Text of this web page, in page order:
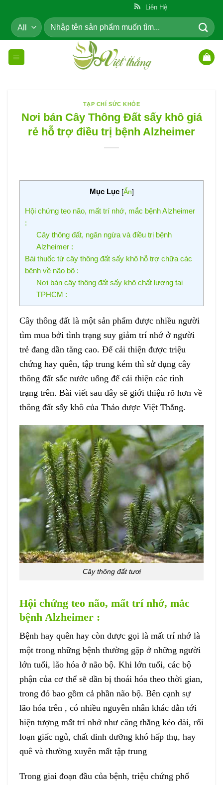
content
Liên Hệ
Tìm
kiếm:
TẠP CHÍ SỨC KHỎE
Nơi bán Cây Thông Đất sấy khô giá
rẻ hỗ trợ điều trị bệnh Alzheimer
Mục Lục [Ẩn]
Hội chứng teo não, mất trí nhớ, mắc bệnh Alzheimer
:
Cây thông đất, ngăn ngừa và điều trị bệnh
Alzheimer :
Bài thuốc từ cây thông đất sấy khô hỗ trợ chữa các
bệnh về não bộ :
Nơi bán cây thông đất sấy khô chất lượng tại
TPHCM :
Cây thông đất là một sản phẩm được nhiều người
tìm mua bởi tình trạng suy giảm trí nhớ ở người
trẻ đang dần tăng cao. Để cải thiện được triệu
chứng hay quên, tập trung kém thì sử dụng cây
thông đất sắc nước uống để cải thiện các tình
trạng trên. Bài viết sau đây sẽ giới thiệu rõ hơn về
thông đất sấy khô của Thảo dược Việt Thắng.
Cây thông đất tươi
Hội chứng teo não, mất trí nhớ, mắc
bệnh Alzheimer :
Bệnh hay quên hay còn được gọi là mất trí nhớ là
một trong những bệnh thường gặp ở những người
lớn tuổi, lão hóa ở não bộ. Khi lớn tuổi, các bộ
phận của cơ thể sẽ dần bị thoái hóa theo thời gian,
trong đó bao gồm cả phần não bộ. Bên cạnh sự
lão hóa trên , có nhiều nguyên nhân khác dẫn tới
hiện tượng mất trí nhớ như căng thẳng kéo dài, rối
loạn giấc ngủ, chất dinh dưỡng khó hấp thụ, hay
quê và thường xuyên mất tập trung
Trong giai đoạn đầu của bệnh, triệu chứng phổ